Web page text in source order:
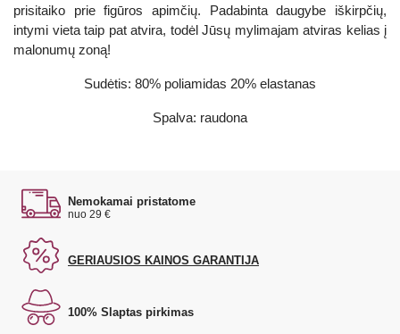
prisitaiko prie figūros apimčių. Padabinta daugybe iškirpčių,
intymi vieta taip pat atvira, todėl Jūsų mylimajam atviras kelias į
malonumų zoną!
Sudėtis: 80% poliamidas 20% elastanas
Spalva: raudona
Nemokamai pristatome
nuo 29 €
GERIAUSIOS KAINOS GARANTIJA
100% Slaptas pirkimas